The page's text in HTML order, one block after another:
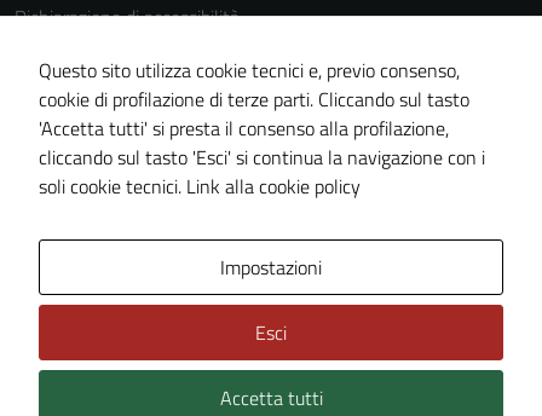
Dichiarazione di accessibilità
Dichiarazione di accessibilità Servizi
Whistleblowing
Piano di miglioramento del sito
Area riservata
Technical Design s.r.l.
Questo sito utilizza cookie tecnici e, previo consenso,
cookie di profilazione di terze parti. Cliccando sul tasto
'Accetta tutti' si presta il consenso alla profilazione,
cliccando sul tasto 'Esci' si continua la navigazione con i
soli cookie tecnici. Link alla cookie policy
Impostazioni
Esci
Accetta tutti